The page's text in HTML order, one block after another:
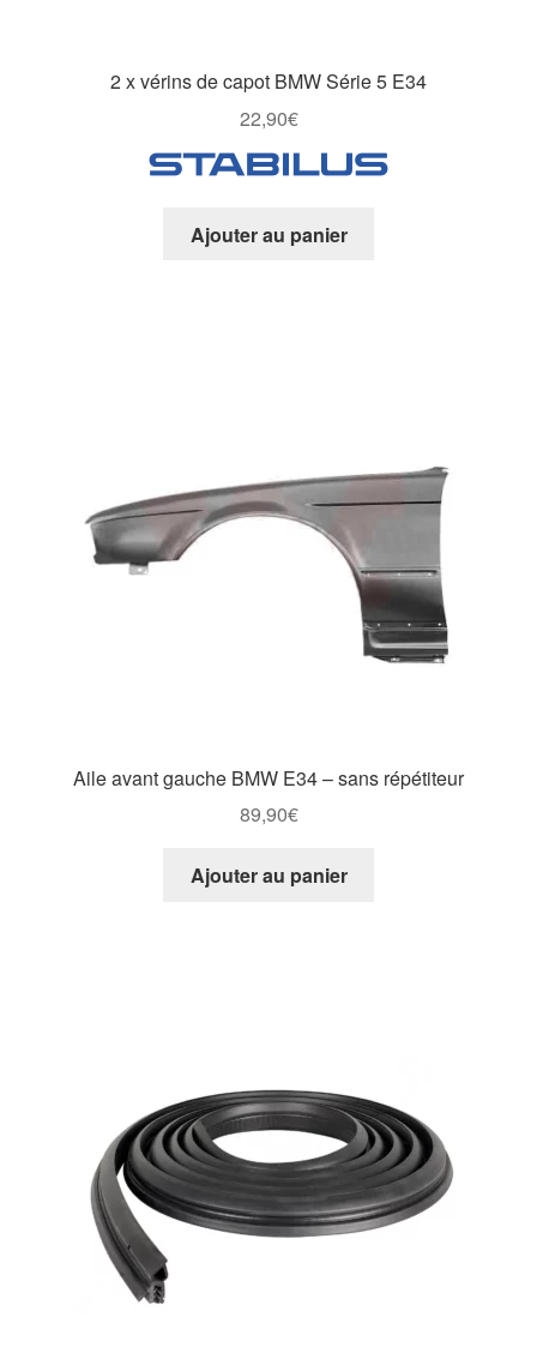
2 x vérins de capot BMW Série 5 E34
22,90€
Ajouter au panier
Aile avant gauche BMW E34 – sans répétiteur
89,90€
Ajouter au panier